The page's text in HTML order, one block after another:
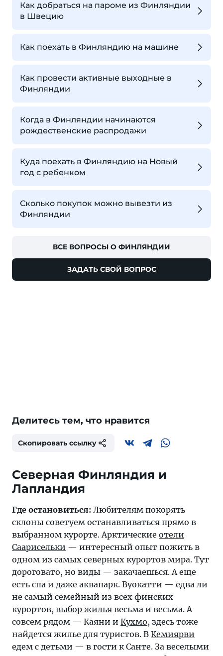
Как добраться на пароме из Финляндии
в Швецию
Как поехать в Финляндию на машине
Как провести активные выходные в
Финляндии
Когда в Финляндии начинаются
рождественские распродажи
Куда поехать в Финляндию на Новый
год с ребенком
Сколько покупок можно вывезти из
Финляндии
ВСЕ ВОПРОСЫ О ФИНЛЯНДИИ
ЗАДАТЬ СВОЙ ВОПРОС
Делитесь тем, что нравится
Скопировать ссылку
Северная Финляндия и
Где остановиться: Любителям покорять
склоны советуем останавливаться прямо в
выбранном курорте. Арктические отели
Саарисельки — интересный опыт пожить в
одном из самых северных курортов мира. Тут
дороговато, но виды — закачаешься. А еще
есть спа и даже аквапарк. Вуокатти — едва ли
не самый семейный из всех финских
курортов, выбор жилья весьма и весьма. А
совсем рядом — Каяни и Кухмо, здесь тоже
найдется жилье для туристов. В Кемиярви
едем с детьми — в гости к Санте. За веселыми